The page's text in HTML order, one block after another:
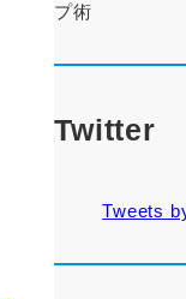
プ術
Twitter
Tweets